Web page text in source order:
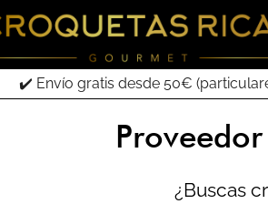
✔️ Envío gratis desde 50€
¿Buscas